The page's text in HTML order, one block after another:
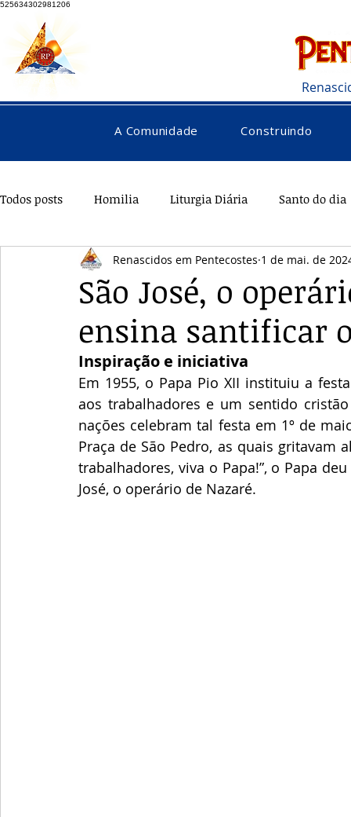
525634302981206
A Comunidade Construindo
Todos posts Homilia Liturgia Diária Santo do dia
Pentecostes Galeria Orações Saúde
São José, o
ensina santificar
Renascidos em Pentecostes 1 de mai. de
Inspiração e iniciativa
Em 1955, o Papa Pio XII instituiu a
aos trabalhadores e um sentido
nações celebram tal festa em 1º de
Praça de São Pedro, as quais gritavam
trabalhadores, viva o Papa!”, o Papa
José, o operário de Nazaré.